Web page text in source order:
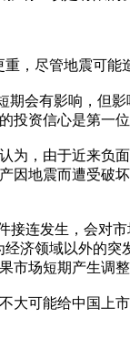
尽管地震可能
会有影响，但影
投资信心是第一
，由于近来负
因地震而遭受破
连发生，会对市
济领域以外的
市场短期产生调
可能给中国上